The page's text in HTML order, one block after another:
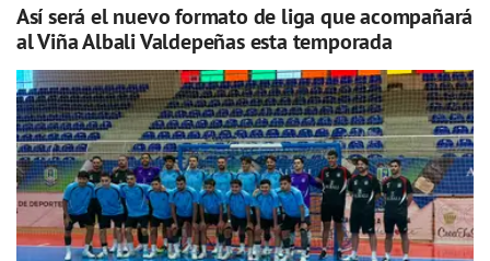
Así será el nuevo formato de liga que acompañará
al Viña Albali Valdepeñas esta temporada